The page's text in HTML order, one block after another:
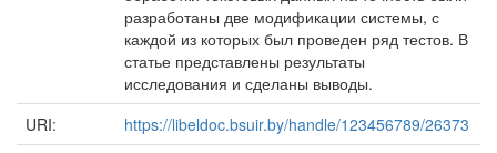
разработаны две модификации системы, с
каждой из которых был проведен ряд тестов. В
статье представлены результаты
исследования и сделаны выводы.
URI:
https://libeldoc.bsuir.by/handle/123456789/26373